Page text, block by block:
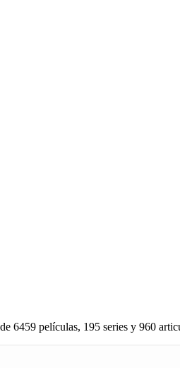
6459 películas, 195 series y 960